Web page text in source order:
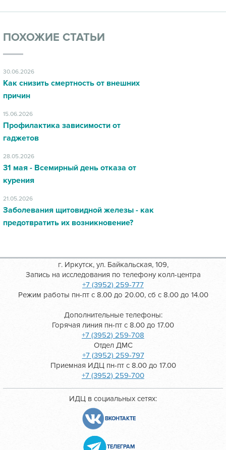
ПОХОЖИЕ СТАТЬИ
30.06.2026
Как снизить смертность от внешних
причин
15.06.2026
Профилактика зависимости от
гаджетов
28.05.2026
31 мая - Всемирный день отказа от
курения
21.05.2026
Заболевания щитовидной железы - как
предотвратить их возникновение?
г. Иркутск, ул. Байкальская, 109,
Запись на исследования по телефону колл-центра
+7 (3952) 259-777
Режим работы пн-пт с 8.00 до 20.00, сб с 8.00 до 14.00
Дополнительные телефоны:
Горячая линия пн-пт с 8.00 до 17.00
+7 (3952) 259-708
Отдел ДМС
+7 (3952) 259-797
Приемная ИДЦ пн-пт с 8.00 до 17.00
+7 (3952) 259-700
ИДЦ в социальных сетях:
ВКОНТАКТЕ
ТЕЛЕГРАМ